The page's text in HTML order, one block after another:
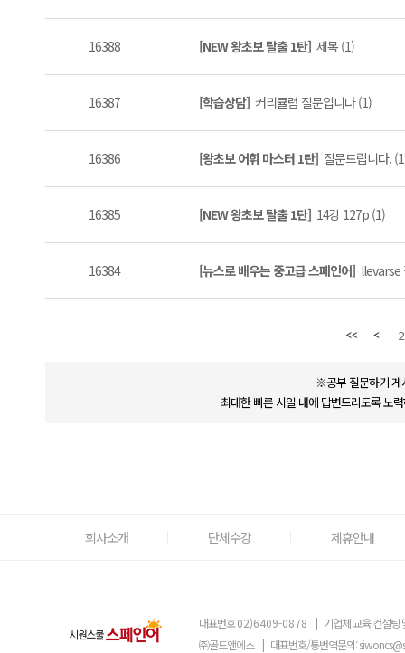
16388 [NEW 왕초보 탈출 1탄] 제목 (1)
16387 [학습상담] 커리큘럼 질문입니다 (1)
16386 [왕초보 어휘 마스터 1탄] 질문드립니다.
16385 [NEW 왕초보 탈출 1탄] 14강 127p (1)
16384 [뉴스로 배우는 중고급 스페인어] llevarse
※공부 질문하기 게
최대한 빠른 시일 내에 답변드리도록 노
회사소개 단체수강 제휴안내
대표번호02)6409-0878 | 기업체 교육 컨설팅
㈜골드앤에스 | 대표번호/통번역문의: